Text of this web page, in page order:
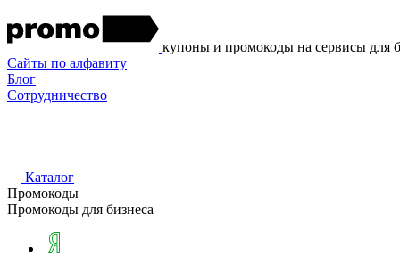
купоны и промокоды на сервисы для
Сайты по алфавиту
Блог
Сотрудничество
Каталог
Промокоды
Промокоды для бизнеса